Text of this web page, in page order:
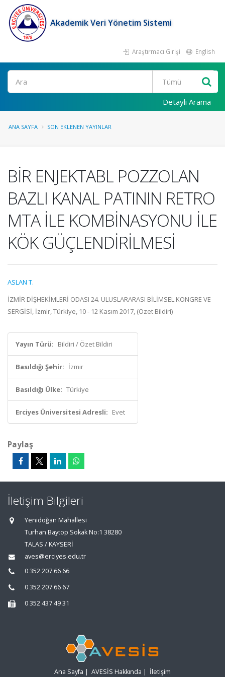
Akademik Veri Yönetim Sistemi
Araştırmacı Girişi English
Ara
Detaylı Arama
ANA SAYFA SON EKLENEN YAYINLAR
BİR ENJEKTABL POZZOLAN
BAZLI KANAL PATININ RETRO
MTA İLE KOMBİNASYONU İLE
KÖK GÜÇLENDİRİLMESİ
ASLAN T.
İZMİR DİŞHEKİMLERİ ODASI 24. ULUSLARARASI BİLİMSEL KONGRE VE
SERGİSİ, İzmir, Türkiye, 10 - 12 Kasım 2017, (Özet Bildiri)
Yayın Türü: Bildiri / Özet Bildiri
Basıldığı Şehir: İzmir
Basıldığı Ülke: Türkiye
Erciyes Üniversitesi Adresli: Evet
Paylaş
İletişim Bilgileri
Yenidoğan Mahallesi
Turhan Baytop Sokak No:1 38280
TALAS / KAYSERİ
aves@erciyes.edu.tr
0 352 207 66 66
0 352 207 66 67
0 352 437 49 31
Ana Sayfa | AVESİS Hakkında | İletişim